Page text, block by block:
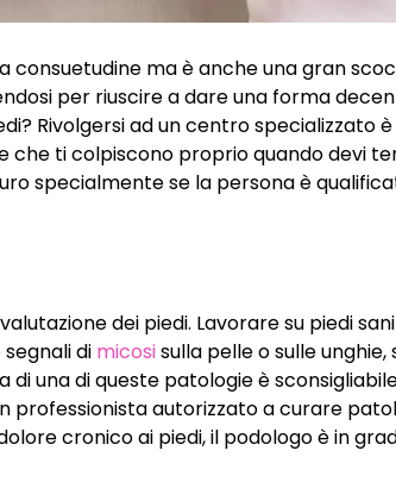
consuetudine ma è anche una gran
per riuscire a dare una forma
Rivolgersi ad un centro specializzato
che ti colpiscono proprio quando devi
specialmente se la persona è
dei piedi. Lavorare su piedi
di micosisulla pelle o sulle unghie,
di una di queste patologie è
professionista autorizzato a curare
cronico ai piedi, il podologo è in